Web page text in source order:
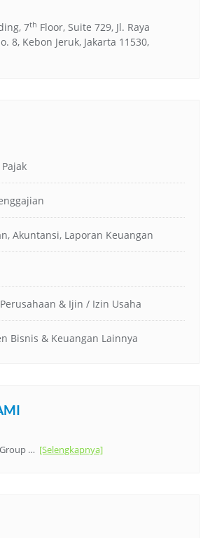
7th Floor, Suite 729, Jl. Raya
8, Kebon Jeruk, Jakarta 11530,
Akuntansi, Laporan Keuangan
& Ijin / Izin Usaha
Bisnis & Keuangan Lainnya
… [Selengkapnya]